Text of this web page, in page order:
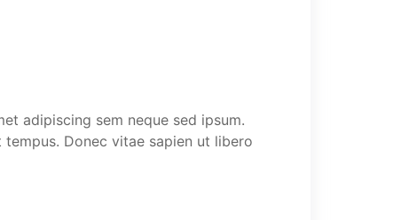
adipiscing sem neque sed ipsum.
Donec vitae sapien ut libero